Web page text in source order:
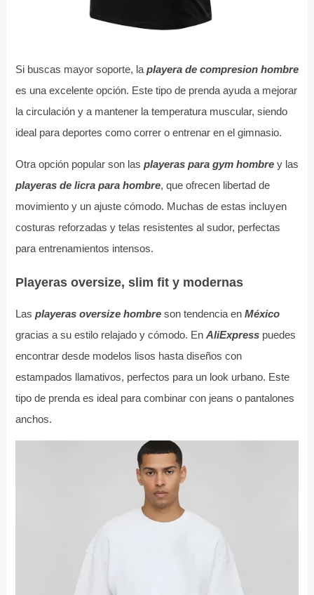
Si buscas mayor soporte, la playera de compresion hombre
es una excelente opción. Este tipo de prenda ayuda a mejorar
la circulación y a mantener la temperatura muscular, siendo
ideal para deportes como correr o entrenar en el gimnasio.
Otra opción popular son las playeras para gym hombrey las
playeras de licra para hombre, que ofrecen libertad de
movimiento y un ajuste cómodo. Muchas de estas incluyen
costuras reforzadas y telas resistentes al sudor, perfectas
para entrenamientos intensos.
Playeras oversize, slim fit y modernas
Las playeras oversize hombreson tendencia en México
gracias a su estilo relajado y cómodo. En AliExpresspuedes
encontrar desde modelos lisos hasta diseños con
estampados llamativos, perfectos para un look urbano. Este
tipo de prenda es ideal para combinar con jeans o pantalones
anchos.